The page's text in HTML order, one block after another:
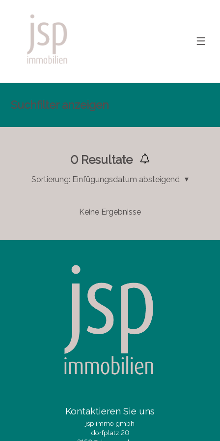
Suchfilter anzeigen
0Resultate
Sortierung: Einfügungsdatum absteigend
Keine Ergebnisse
Kontaktieren Sie uns
jsp immo gmbh
dorfplatz 20